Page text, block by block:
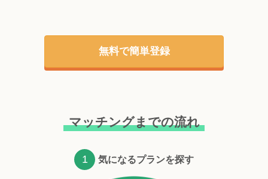
無料で簡単登録
マッチングまでの流れ
1 気になるプランを探す